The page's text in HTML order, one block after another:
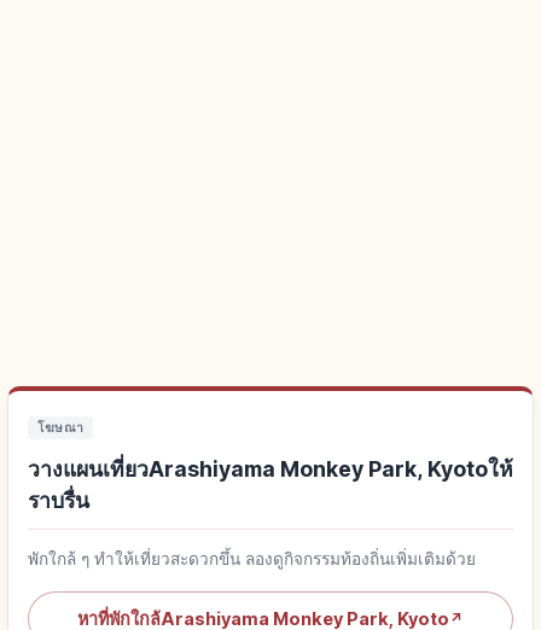
โฆษณา
วางแผนเที่ยวArashiyama Monkey Park, Kyotoให้
ราบรื่น
พักใกล้ ๆ ทำให้เที่ยวสะดวกขึ้น ลองดูกิจกรรมท้องถิ่นเพิ่มเติมด้วย
หาที่พักใกล้Arashiyama Monkey Park, Kyoto ↗